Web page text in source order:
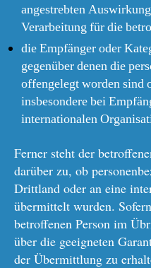
angestrebten
Verarbeitung für die
die Empfänger oder
gegenüber denen die
offengelegt worden sind
insbesondere bei
internationalen
Ferner steht der
darüber zu, ob
Drittland oder an eine
übermittelt wurden.
betroffenen Person im
über die geeigneten
der Übermittlung zu